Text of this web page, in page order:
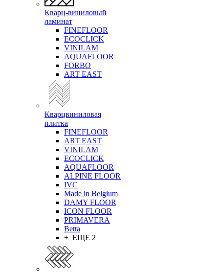
Кварц-виниловый
ламинат
FINEFLOOR
ECOCLICK
VINILAM
AQUAFLOOR
FORBO
ART EAST
Кварцвиниловая
плитка
FINEFLOOR
ART EAST
VINILAM
ECOCLICK
AQUAFLOOR
ALPINE FLOOR
IVC
Made in Belgium
DAMY FLOOR
ICON FLOOR
PRIMAVERA
Betta
+ ЕЩЕ 2